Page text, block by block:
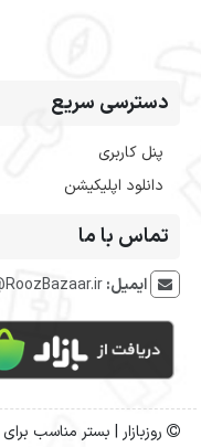
دسترسی سریع
پنل کاربری
دانلود اپلیکیشن
تماس با ما
ایمیل:
روزبازار | بستر مناسب